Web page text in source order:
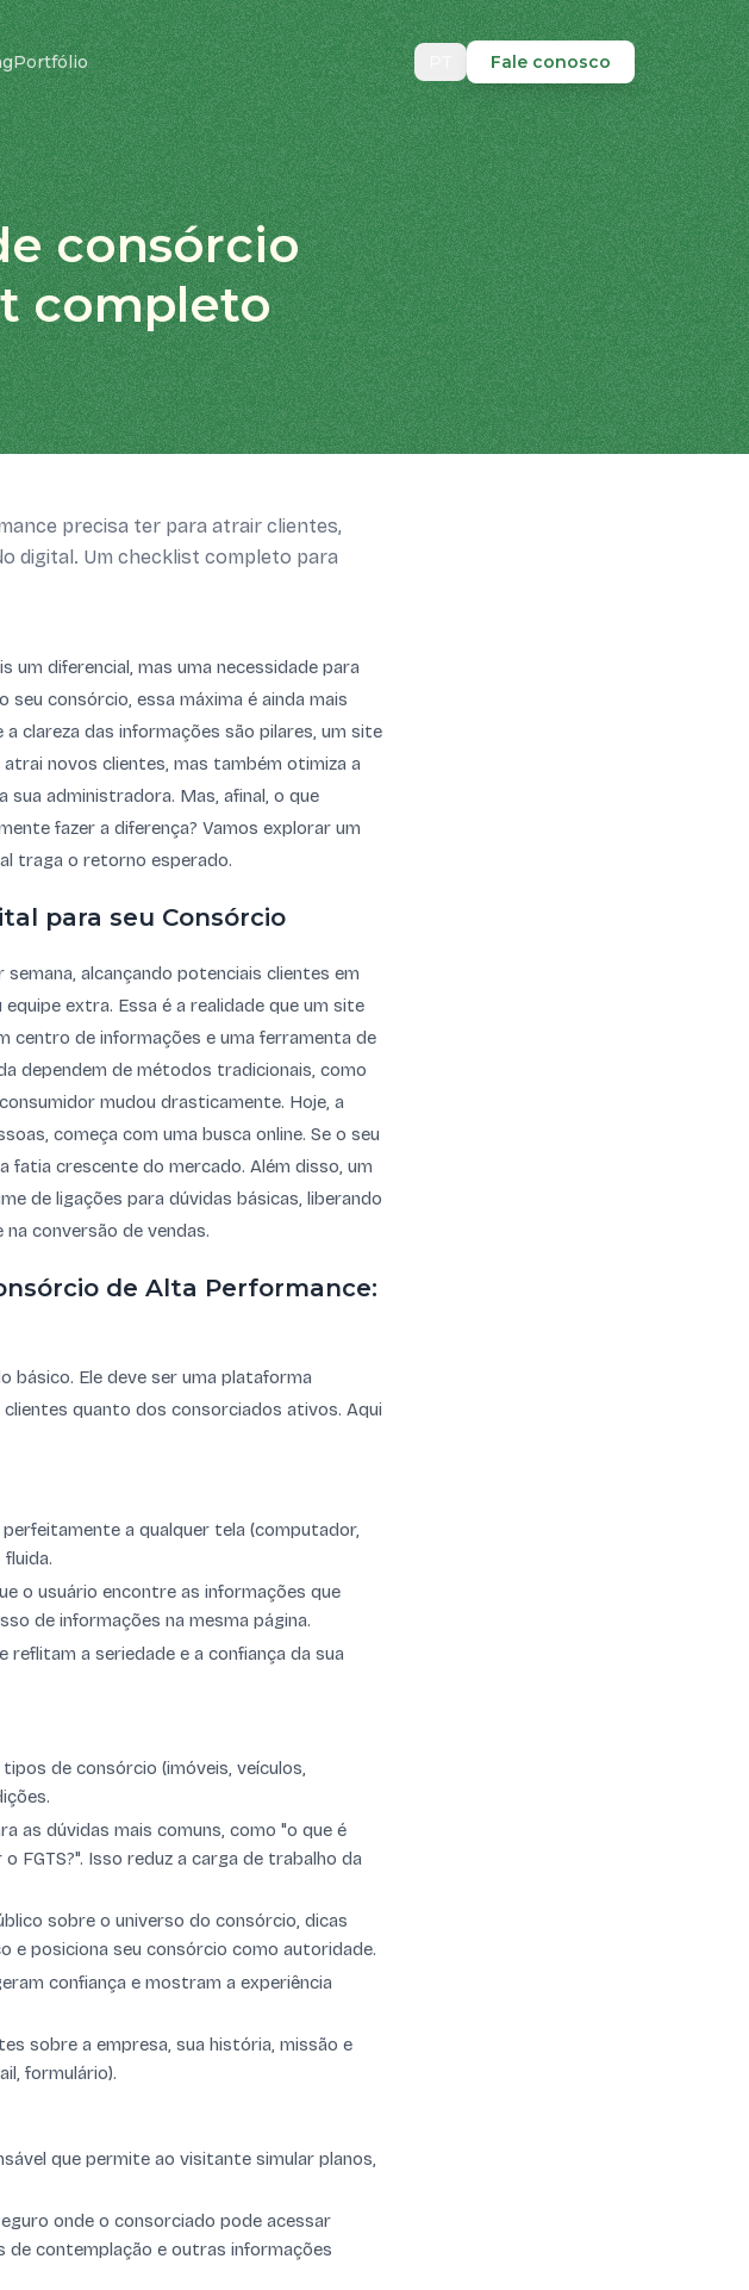
Portfólio Fale conosco
consórcio
completo
precisa ter para atrair clientes,
digital. Um checklist completo para
um diferencial, mas uma necessidade para
seu consórcio, essa máxima é ainda mais
clareza das informações são pilares, um site
novos clientes, mas também otimiza a
sua administradora. Mas, afinal, o que
fazer a diferença? Vamos explorar um
traga o retorno esperado.
para seu Consórcio
alcançando potenciais clientes em
extra. Essa é a realidade que um site
centro de informações e uma ferramenta de
dependem de métodos tradicionais, como
mudou drasticamente. Hoje, a
começa com uma busca online. Se o seu
fatia crescente do mercado. Além disso, um
de ligações para dúvidas básicas, liberando
conversão de vendas.
de Alta Performance:
básico. Ele deve ser uma plataforma
quanto dos consorciados ativos. Aqui
a qualquer tela (computador,
o usuário encontre as informações que
de informações na mesma página.
reflitam a seriedade e a confiança da sua
de consórcio (imóveis, veículos,
as dúvidas mais comuns, como "o que é
FGTS?". Isso reduz a carga de trabalho da
sobre o universo do consórcio, dicas
e posiciona seu consórcio como autoridade.
confiança e mostram a experiência
sobre a empresa, sua história, missão e
formulário).
que permite ao visitante simular planos,
onde o consorciado pode acessar
de contemplação e outras informações